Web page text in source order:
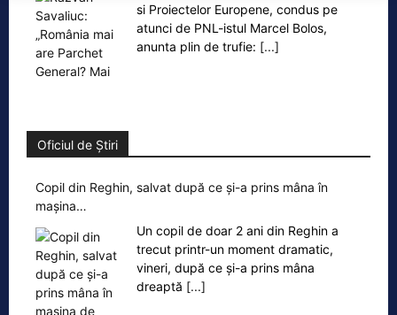
si Proiectelor Europene, condus pe
atunci de PNL-istul Marcel Bolos,
anunta plin de trufie: [...]
Oficiul de Știri
Copil din Reghin, salvat după ce și-a prins mâna în
mașina…
Un copil de doar 2 ani din Reghin a
trecut printr-un moment dramatic,
vineri, după ce și-a prins mâna
dreaptă [...]